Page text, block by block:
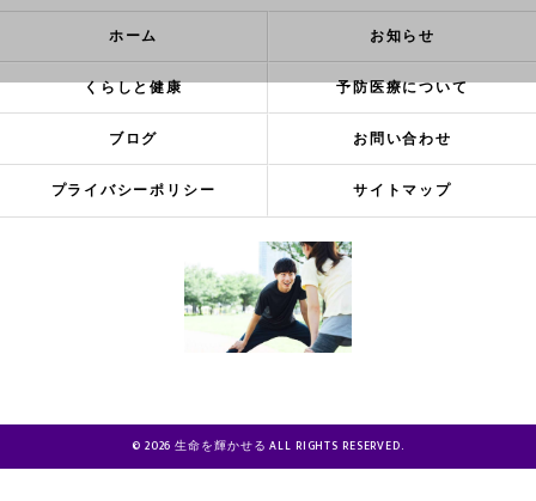
ホーム お知らせ
くらしと健康 予防医療について
ブログ お問い合わせ
プライバシーポリシー サイトマップ
© 2026 生命を輝かせる ALL RIGHTS RESERVED.